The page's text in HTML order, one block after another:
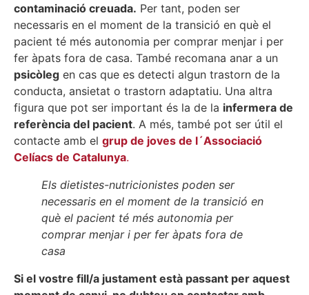
contaminació creuada. Per tant, poden ser
necessaris en el moment de la transició en què el
pacient té més autonomia per comprar menjar i per
fer àpats fora de casa. També recomana anar a un
psicòleg en cas que es detecti algun trastorn de la
conducta, ansietat o trastorn adaptatiu. Una altra
figura que pot ser important és la de la infermera de
referència del pacient. A més, també pot ser útil el
contacte amb el grup de joves de l´Associació
Celíacs de Catalunya.
Els dietistes-nutricionistes poden ser
necessaris en el moment de la transició en
què el pacient té més autonomia per
comprar menjar i per fer àpats fora de
casa
Si el vostre fill/a justament està passant per aquest